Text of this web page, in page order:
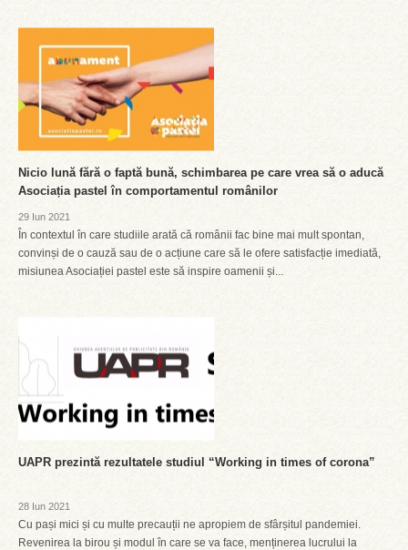
Nicio lună fără o faptă bună, schimbarea pe care vrea să o aducă
Asociația pastel în comportamentul românilor
29 Iun 2021
În contextul în care studiile arată că românii fac bine mai mult spontan,
convinși de o cauză sau de o acțiune care să le ofere satisfacție imediată,
misiunea Asociației pastel este să inspire oamenii și...
UAPR prezintă rezultatele studiul “Working in times of corona”
28 Iun 2021
Cu pași mici și cu multe precauții ne apropiem de sfârșitul pandemiei.
Revenirea la birou și modul în care se va face, menținerea lucrului la